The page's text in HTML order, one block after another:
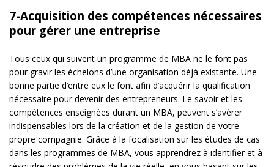
7-Acquisition des compétences nécessaires
pour gérer une entreprise
Tous ceux qui suivent un programme de MBA ne le font pas
pour gravir les échelons d’une organisation déjà existante. Une
bonne partie d’entre eux le font afin d’acquérir la qualification
nécessaire pour devenir des entrepreneurs. Le savoir et les
compétences enseignées durant un MBA, peuvent s’avérer
indispensables lors de la création et de la gestion de votre
propre compagnie. Grâce à la focalisation sur les études de cas
dans les programmes de MBA, vous apprendrez à identifier et à